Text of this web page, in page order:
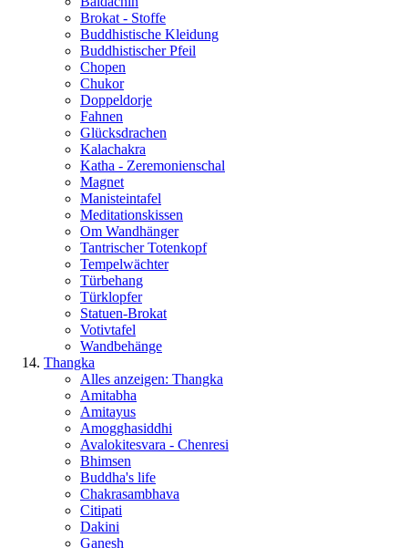
Brokat - Stoffe
Buddhistische Kleidung
Buddhistischer Pfeil
Chopen
Chukor
Doppeldorje
Fahnen
Glücksdrachen
Kalachakra
Katha - Zeremonienschal
Magnet
Manisteintafel
Meditationskissen
Om Wandhänger
Tantrischer Totenkopf
Tempelwächter
Türbehang
Türklopfer
Statuen-Brokat
Votivtafel
Wandbehänge
Thangka
Alles anzeigen: Thangka
Amitabha
Amitayus
Amogghasiddhi
Avalokitesvara - Chenresi
Bhimsen
Buddha's life
Chakrasambhava
Citipati
Dakini
Ganesh